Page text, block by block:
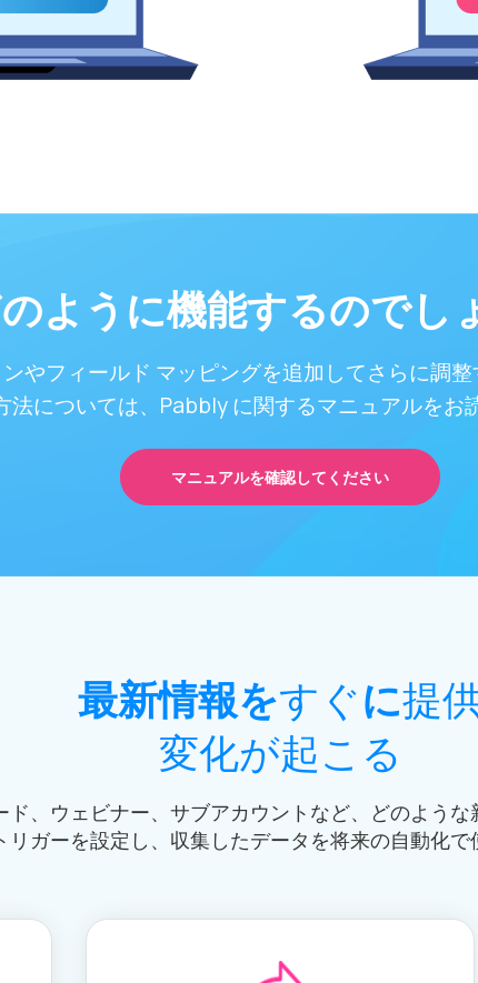
ように機能するのでし
やフィールド マッピングを追加してさらに調
法については、Pabbly に関するマニュアルをお
マニュアルを確認してください
最新情報をすぐに提
変化が起こる
、ウェビナー、サブアカウントなど、どのような
リガーを設定し、収集したデータを将来の自動化で